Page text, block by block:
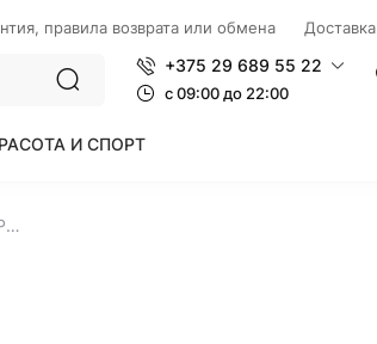
правила возврата или обмена Доставка
+375 29 689 55 22
c 09:00 до 22:00
И СПОРТ
Компрессор ELAND EL-8034OF PRO